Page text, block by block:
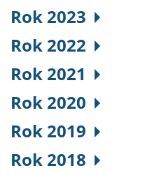
Rok 2023
Rok 2022
Rok 2021
Rok 2020
Rok 2019
Rok 2018